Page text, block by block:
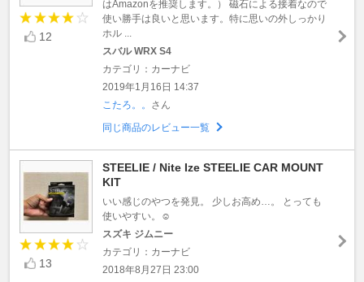
12
はAmazonを推奨します。） 磁石による接着なので
使い勝手は良いと思います。特に思いの外しっかり
ホル ...
スバル WRX S4
カテゴリ：カーナビ
2019年1月16日 14:37
こたろ。。 さん
同じ商品のレビュー一覧
13
STEELIE / Nite Ize STEELIE CAR MOUNT
KIT
いい感じのやつを発見。 少しお高め…。 とっても
使いやすい。☺︎
スズキ ジムニー
カテゴリ：カーナビ
2018年8月27日 23:00